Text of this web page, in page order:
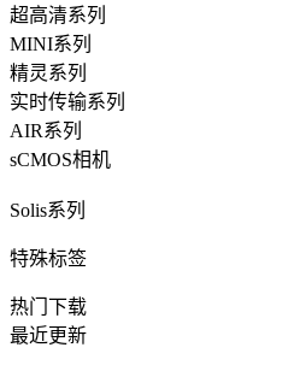
超高清系列
MINI系列
精灵系列
实时传输系列
AIR系列
sCMOS相机
Solis系列
特殊标签
热门下载
最近更新